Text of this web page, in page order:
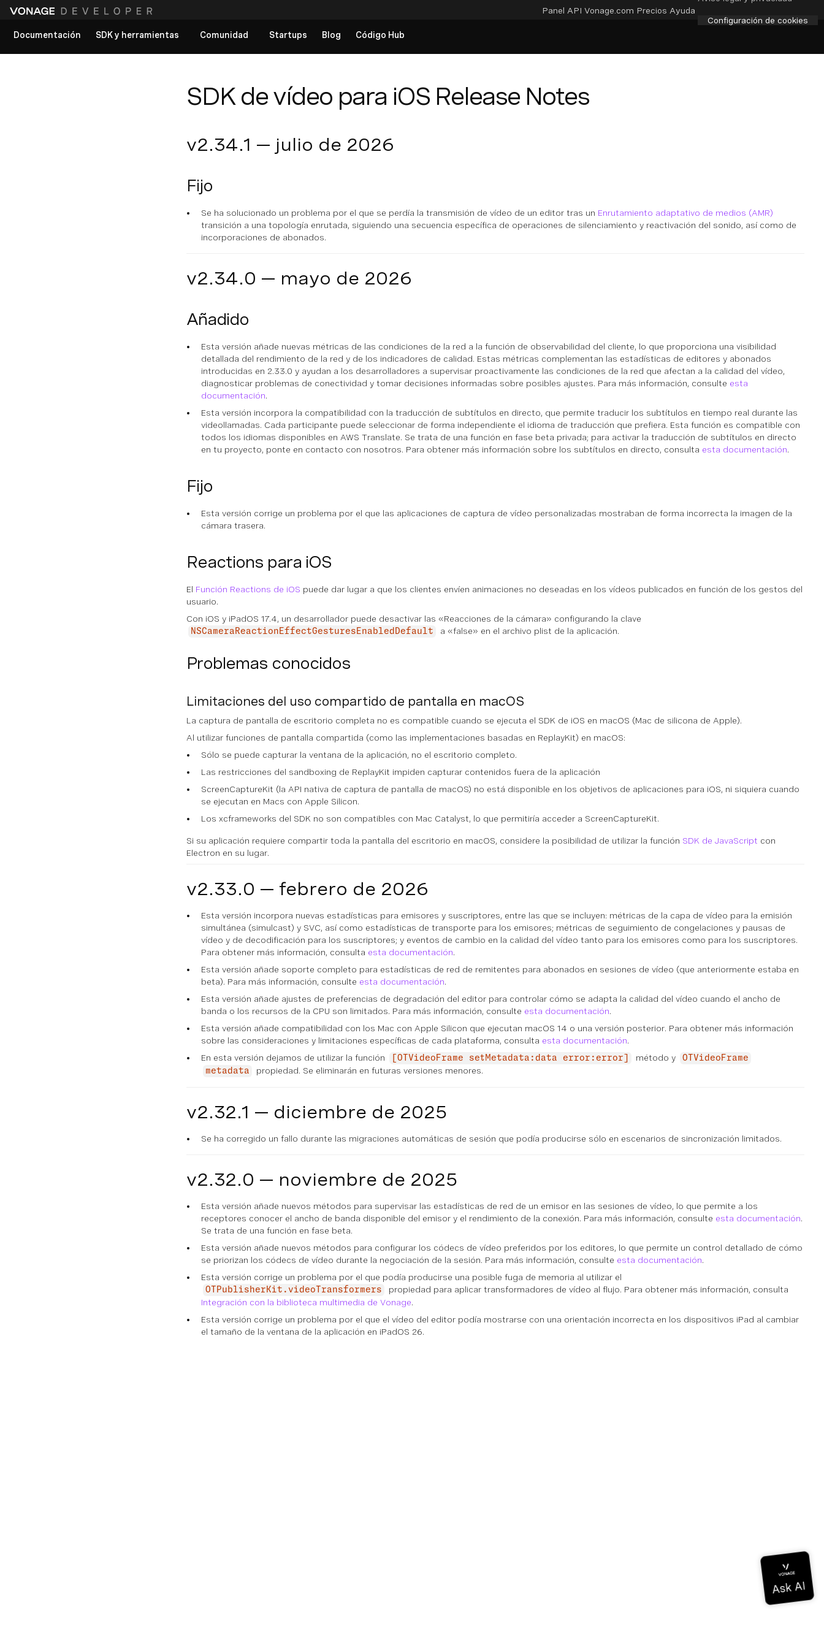
Panel API Vonage.com Precios Ayuda
Configuración de cookies
Documentación
SDK y herramientas Comunidad Startups Blog Código Hub
SDK de vídeo para iOS Release Notes
v2.34.1 — julio de 2026
Fijo
Se ha solucionado un problema por el que se perdía la transmisión de vídeo de un editor tras un Enrutamiento adaptativo de medios (AMR)
transición a una topología enrutada, siguiendo una secuencia específica de operaciones de silenciamiento y reactivación del sonido, así como de
incorporaciones de abonados.
v2.34.0 — mayo de 2026
Añadido
Esta versión añade nuevas métricas de las condiciones de la red a la función de observabilidad del cliente, lo que proporciona una visibilidad
detallada del rendimiento de la red y de los indicadores de calidad. Estas métricas complementan las estadísticas de editores y abonados
introducidas en 2.33.0 y ayudan a los desarrolladores a supervisar proactivamente las condiciones de la red que afectan a la calidad del vídeo,
diagnosticar problemas de conectividad y tomar decisiones informadas sobre posibles ajustes. Para más información, consulte esta
documentación.
Esta versión incorpora la compatibilidad con la traducción de subtítulos en directo, que permite traducir los subtítulos en tiempo real durante las
videollamadas. Cada participante puede seleccionar de forma independiente el idioma de traducción que prefiera. Esta función es compatible con
todos los idiomas disponibles en AWS Translate. Se trata de una función en fase beta privada; para activar la traducción de subtítulos en directo
en tu proyecto, ponte en contacto con nosotros. Para obtener más información sobre los subtítulos en directo, consulta esta documentación.
Fijo
Esta versión corrige un problema por el que las aplicaciones de captura de vídeo personalizadas mostraban de forma incorrecta la imagen de la
cámara trasera.
Reactions para iOS
El Función Reactions de iOS puede dar lugar a que los clientes envíen animaciones no deseadas en los vídeos publicados en función de los gestos del
usuario.
Con iOS y iPadOS 17.4, un desarrollador puede desactivar las «Reacciones de la cámara» configurando la clave
NSCameraReactionEffectGesturesEnabledDefault a «false» en el archivo plist de la aplicación.
Problemas conocidos
Limitaciones del uso compartido de pantalla en macOS
La captura de pantalla de escritorio completa no es compatible cuando se ejecuta el SDK de iOS en macOS (Mac de silicona de Apple).
Al utilizar funciones de pantalla compartida (como las implementaciones basadas en ReplayKit) en macOS:
Sólo se puede capturar la ventana de la aplicación, no el escritorio completo.
Las restricciones del sandboxing de ReplayKit impiden capturar contenidos fuera de la aplicación
ScreenCaptureKit (la API nativa de captura de pantalla de macOS) no está disponible en los objetivos de aplicaciones para iOS, ni siquiera cuando
se ejecutan en Macs con Apple Silicon.
Los xcframeworks del SDK no son compatibles con Mac Catalyst, lo que permitiría acceder a ScreenCaptureKit.
Si su aplicación requiere compartir toda la pantalla del escritorio en macOS, considere la posibilidad de utilizar la función SDK de JavaScript con
Electron en su lugar.
v2.33.0 — febrero de 2026
Esta versión incorpora nuevas estadísticas para emisores y suscriptores, entre las que se incluyen: métricas de la capa de vídeo para la emisión
simultánea (simulcast) y SVC, así como estadísticas de transporte para los emisores; métricas de seguimiento de congelaciones y pausas de
vídeo y de decodificación para los suscriptores; y eventos de cambio en la calidad del vídeo tanto para los emisores como para los suscriptores.
Para obtener más información, consulta esta documentación.
Esta versión añade soporte completo para estadísticas de red de remitentes para abonados en sesiones de vídeo (que anteriormente estaba en
beta). Para más información, consulte esta documentación.
Esta versión añade ajustes de preferencias de degradación del editor para controlar cómo se adapta la calidad del vídeo cuando el ancho de
banda o los recursos de la CPU son limitados. Para más información, consulte esta documentación.
Esta versión añade compatibilidad con los Mac con Apple Silicon que ejecutan macOS 14 o una versión posterior. Para obtener más información
sobre las consideraciones y limitaciones específicas de cada plataforma, consulta esta documentación.
En esta versión dejamos de utilizar la función
[OTVideoFrame setMetadata:data error:error] método y
OTVideoFrame
metadata
propiedad. Se eliminarán en futuras versiones menores.
v2.32.1 — diciembre de 2025
Se ha corregido un fallo durante las migraciones automáticas de sesión que podía producirse sólo en escenarios de sincronización limitados.
v2.32.0 — noviembre de 2025
Esta versión añade nuevos métodos para supervisar las estadísticas de red de un emisor en las sesiones de vídeo, lo que permite a los
receptores conocer el ancho de banda disponible del emisor y el rendimiento de la conexión. Para más información, consulte esta documentación.
Se trata de una función en fase beta.
Esta versión añade nuevos métodos para configurar los códecs de vídeo preferidos por los editores, lo que permite un control detallado de cómo
se priorizan los códecs de vídeo durante la negociación de la sesión. Para más información, consulte esta documentación.
Esta versión corrige un problema por el que podía producirse una posible fuga de memoria al utilizar el
OTPublisherKit.videoTransformers
propiedad para aplicar transformadores de vídeo al flujo. Para obtener más información, consulta
Integración con la biblioteca multimedia de Vonage.
Esta versión corrige un problema por el que el vídeo del editor podía mostrarse con una orientación incorrecta en los dispositivos iPad al cambiar
el tamaño de la ventana de la aplicación en iPadOS 26.